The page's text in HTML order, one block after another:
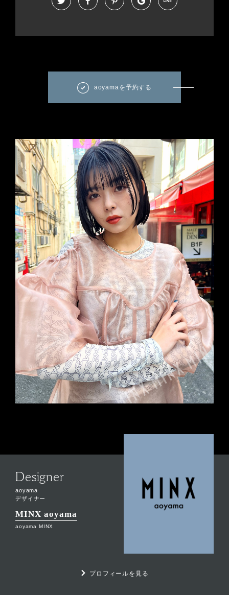
aoyamaを予約する
Designer
aoyama
デザイナー
MINX aoyama
aoyama MINX
プロフィールを見る